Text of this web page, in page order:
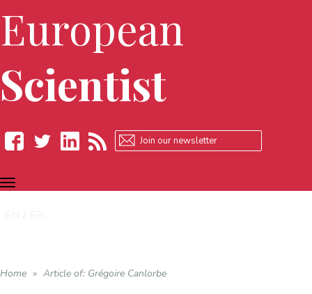
European
Scientist
Facebook
TOGGLE
NAVIGATION
Home » Article of: Grégoire Canlorbe